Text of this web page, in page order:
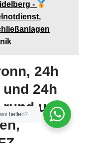
-
24h
24h
um
helfen?